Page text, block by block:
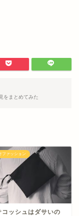
をまとめてみた
ファッション
コッシュはダサいの